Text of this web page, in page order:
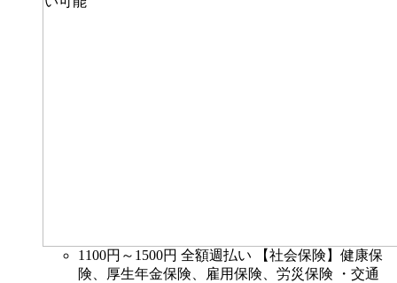
1100円～1500円 全額週払い 【社会保険】健康保
険、厚生年金保険、雇用保険、労災保険 ・交通